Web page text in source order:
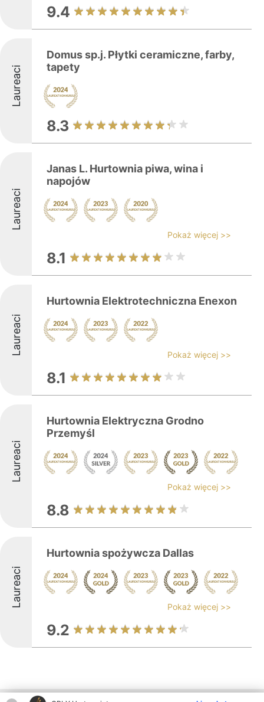
9.4
Laureaci
Domus sp.j. Płytki ceramiczne, farby,
tapety
8.3
Laureaci
Janas L. Hurtownia piwa, wina i
napojów
Pokaż więcej >>
8.1
Laureaci
Hurtownia Elektrotechniczna Enexon
Pokaż więcej >>
8.1
Laureaci
Hurtownia Elektryczna Grodno
Przemyśl
Pokaż więcej >>
8.8
Laureaci
Hurtownia spożywcza Dallas
Pokaż więcej >>
9.2